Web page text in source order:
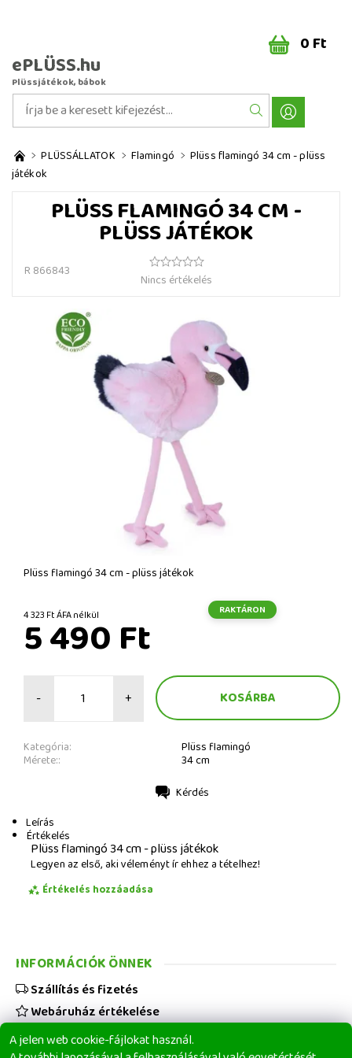
ePLÜSS.hu
Plüssjátékok, bábok
0 Ft
PLÜSSÁLLATOK Flamingó
Plüss flamingó 34 cm - plüss
játékok
PLÜSS FLAMINGÓ 34 CM -
PLÜSS JÁTÉKOK
R 866843
Nincs értékelés
Plüss flamingó 34 cm - plüss játékok
4 323 Ft ÁFA nélkül RAKTÁRON
5 490 Ft
- +
Kategória: Plüss flamingó
Mérete:: 34 cm
Kérdés
Leírás
Értékelés
Plüss flamingó 34 cm - plüss játékok
Legyen az első, aki véleményt ír ehhez a tételhez!
Értékelés hozzáadása
A jelen web cookie-fájlokat használ.
INFORMÁCIÓK ÖNNEK
Szállítás és fizetés
Webáruház értékelése
Viszonteladóknak